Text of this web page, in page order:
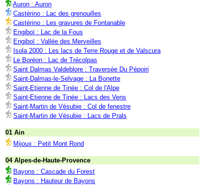
Auron : Auron
Castérino : Lac des grenouilles
Castérino : Les gravures de Fontanable
Engiboï : Lac de la Fous
Engiboï : Vallée des Merveilles
Isola 2000 : Les lacs de Terre Rouge et de Valscura
Le Boréon : Lac de Trécolpas
Saint Dalmas Valdeblore : Traversée Du Pépoiri
Saint-Dalmas-le-Selvage : La Bonette
Saint-Etienne de Tinée : Col de l'Alpe
Saint-Etienne de Tinée : Lacs des Vens
Saint-Martin de Vésubie : Col de fenestre
Saint-Martin de Vésubie : Lacs de Prals
01 Ain
Mijoux : Petit Mont Rond
04 Alpes-de-Haute-Provence
Bayons : Cascade du Forest
Bayons : Hauteur de Bayons